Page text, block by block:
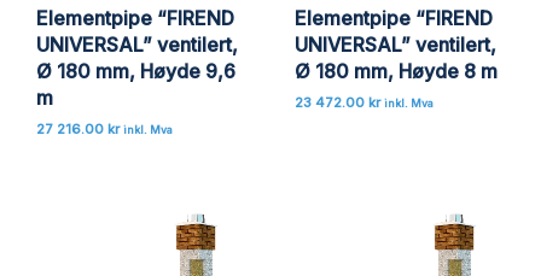
Elementpipe “FIREND
UNIVERSAL” ventilert,
Ø 180 mm, Høyde 9,6
m
27 216.00 kr inkl. Mva
Elementpipe “FIREND
UNIVERSAL” ventilert,
Ø 180 mm, Høyde 8 m
23 472.00 kr inkl. Mva